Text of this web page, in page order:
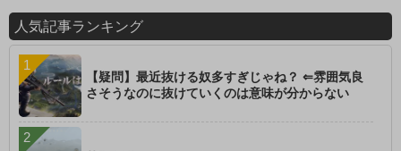
人気記事ランキング
【疑問】最近抜ける奴多すぎじゃね？ ⇐雰囲気良
さそうなのに抜けていくのは意味が分からない